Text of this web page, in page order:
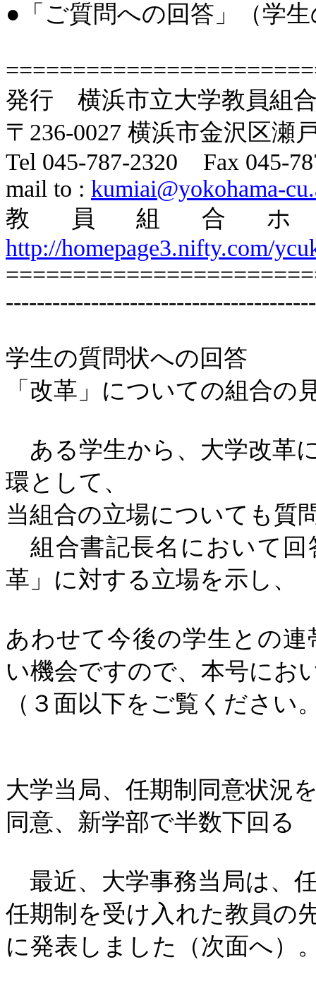
● 「ご質問への回答」（学
発行 横浜市立大学教員組
〒 236-0027 横浜市金沢区瀬
Tel 045-787-2320 Fax 045-
mail to : kumiai@yokohama-
教員組合
http://homepage3.nifty.com/
学生の質問状への回答
「改革」についての組合の
ある学生から、大学改革
環として、
当組合の立場についても質
組合書記長名において回
革」に対する立場を示し、
あわせて今後の学生との
い機会ですので、本号にお
（３面以下をご覧ください
大学当局、任期制同意状況
同意、新学部で半数下回る
最近、大学事務当局は、
任期制を受け入れた教員の
に発表しました（次面へ）